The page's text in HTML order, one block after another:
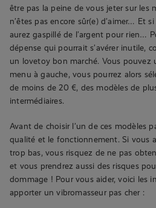
être pas la peine de vous jeter sur les
n’êtes pas encore sûr(e) d’aimer… Et
aurez gaspillé de l’argent pour rien…
dépense qui pourrait s’avérer inutile,
un lovetoy bon marché. Vous pouvez
menu à gauche, vous pourrez alors
de moins de 20 €, des modèles de
intermédiaires.
Avant de choisir l’un de ces modèles
qualité et le fonctionnement. Si vous
trop bas, vous risquez de ne pas
et vous prendrez aussi des risques
dommage ! Pour vous aider, voici les
apporter un vibromasseur pas cher :